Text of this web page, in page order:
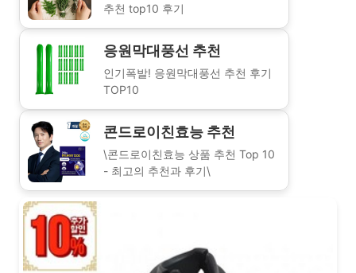
추천 top10 후기
응원막대풍선 추천
인기폭발! 응원막대풍선 추천 후기
TOP10
콘드로이친효능 추천
\콘드로이친효능 상품 추천 Top 10
- 최고의 추천과 후기\